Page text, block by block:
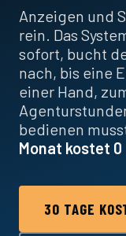
Anzeigen und
rein. Das
sofort, bucht
nach, bis eine
einer Hand,
bedienen
Monat kostet 0
30 TAGE